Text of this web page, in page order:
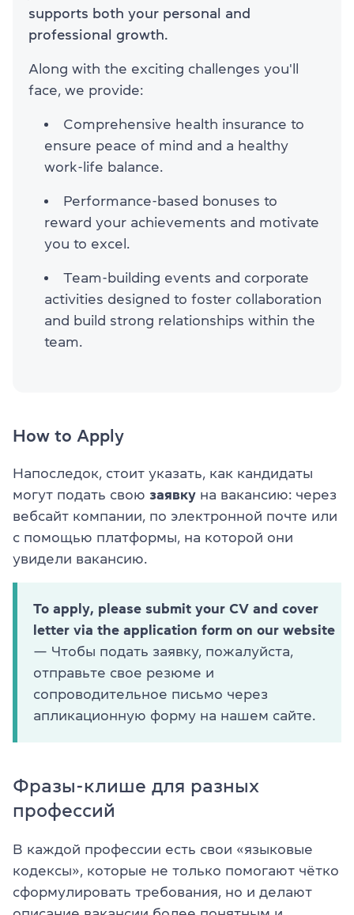
supports both your personal and
professional growth.
Along with the exciting challenges you'll
face, we provide:
Comprehensive health insurance to
ensure peace of mind and a healthy
work-life balance.
Performance-based bonuses to
reward your achievements and motivate
you to excel.
Team-building events and corporate
activities designed to foster collaboration
and build strong relationships within the
team.
How to Apply
Напоследок, стоит указать, как кандидаты
могут подать свою заявку на вакансию: через
вебсайт компании, по электронной почте или
с помощью платформы, на которой они
увидели вакансию.
To apply, please submit your CV and cover
letter via the application form on our website
— Чтобы подать заявку, пожалуйста,
отправьте свое резюме и
сопроводительное письмо через
апликационную форму на нашем сайте.
Фразы-клише для разных
профессий
В каждой профессии есть свои «языковые
кодексы», которые не только помогают чётко
сформулировать требования, но и делают